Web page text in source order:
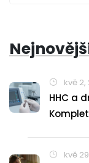
kvě 2,
HHC a
kvě